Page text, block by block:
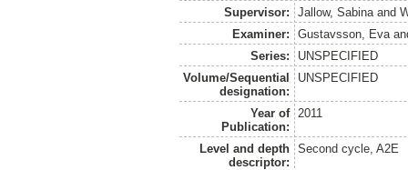
Supervisor:
Jallow, Sabina and
Examiner:
Gustavsson, Eva
Series:
UNSPECIFIED
Volume/Sequential
designation:
UNSPECIFIED
Year of
Publication:
2011
Level and depth
descriptor:
Second cycle, A2E